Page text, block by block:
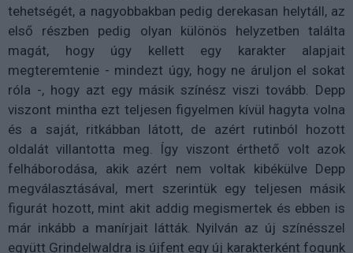
tehetségét, a nagyobbakban pedig derekasan helytáll, az
első részben pedig olyan különös helyzetben találta
magát, hogy úgy kellett egy karakter alapjait
megteremtenie - mindezt úgy, hogy ne áruljon el sokat
róla -, hogy azt egy másik színész viszi tovább. Depp
viszont mintha ezt teljesen figyelmen kívül hagyta volna
és a saját, ritkábban látott, de azért rutinból hozott
oldalát villantotta meg. Így viszont érthető volt azok
felháborodása, akik azért nem voltak kibékülve Depp
megválasztásával, mert szerintük egy teljesen másik
figurát hozott, mint akit addig megismertek és ebben is
már inkább a manírjait látták. Nyilván az új színésszel
együtt Grindelwaldra is újfent egy új karakterként fogunk